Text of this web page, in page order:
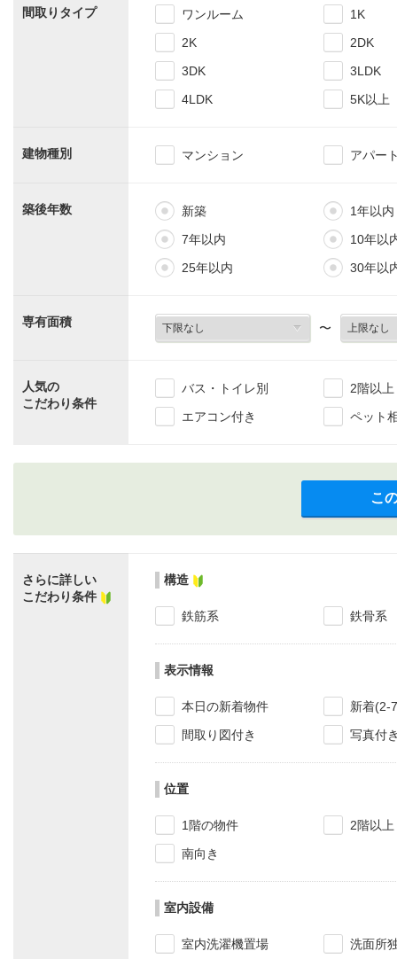
間取りタイプ ワンルーム
1K
2K
2DK
3DK
3LDK
4LDK
5K以上
建物種別 マンション アパー
築後年数 新築
1年以内
7年以内
10年以
25年以内
30年以
専有面積 〜
人気の
こだわり条件
バス・トイレ別
2階以上
エアコン付き
ペット
こ
さらに詳しい
こだわり条件
構造
鉄筋系 鉄骨系
表示情報
本日の新着物件
新着(2-
間取り図付き
写真付
位置
1階の物件
2階以上
南向き
室内設備
室内洗濯機置場
洗面所